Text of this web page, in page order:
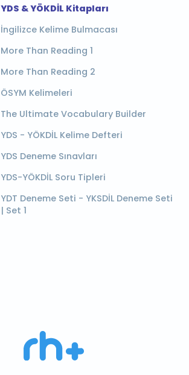
YDS & YÖKDİL Kitapları
İngilizce Kelime Bulmacası
More Than Reading 1
More Than Reading 2
ÖSYM Kelimeleri
The Ultimate Vocabulary Builder
YDS - YÖKDİL Kelime Defteri
YDS Deneme Sınavları
YDS-YÖKDİL Soru Tipleri
YDT Deneme Seti - YKSDİL Deneme Seti
| Set 1